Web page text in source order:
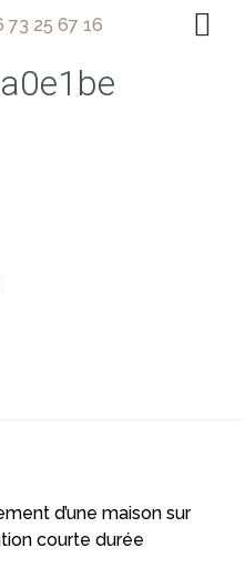
73 25 67 16
d’une maison sur
courte durée